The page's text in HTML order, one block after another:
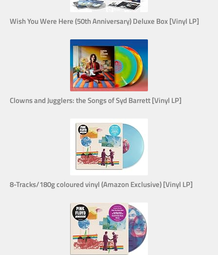
Wish You Were Here (50th Anniversary) Deluxe Box [Vinyl LP]
Clowns and Jugglers: the Songs of Syd Barrett [Vinyl LP]
8-Tracks/180g coloured vinyl (Amazon Exclusive) [Vinyl LP]